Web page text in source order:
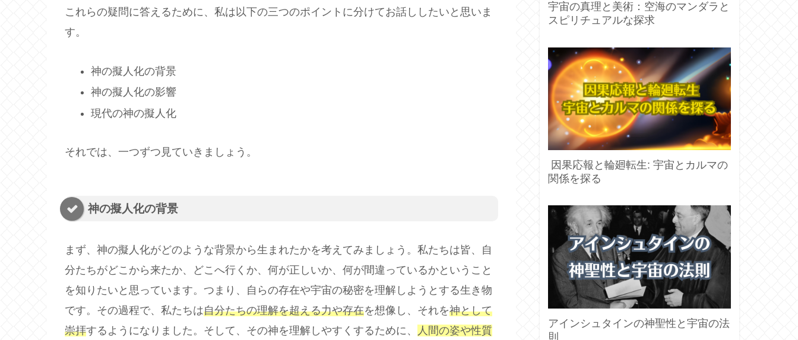
これらの疑問に答えるために、私は以下の三つのポイントに分けてお話ししたいと思いま
す。
神の擬人化の背景
神の擬人化の影響
現代の神の擬人化
それでは、一つずつ見ていきましょう。
神の擬人化の背景
まず、神の擬人化がどのような背景から生まれたかを考えてみましょう。私たちは皆、自
分たちがどこから来たか、どこへ行くか、何が正しいか、何が間違っているかということ
を知りたいと思っています。つまり、自らの存在や宇宙の秘密を理解しようとする生き物
です。その過程で、私たちは自分たちの理解を超える力や存在を想像し、それを神として
崇拝するようになりました。そして、その神を理解しやすくするために、
人間の姿や性質
宇宙の真理と美術：空海のマンダラと
スピリチュアルな探求
因果応報と輪廻転生: 宇宙とカルマの
関係を探る
アインシュタインの神聖性と宇宙の法
則